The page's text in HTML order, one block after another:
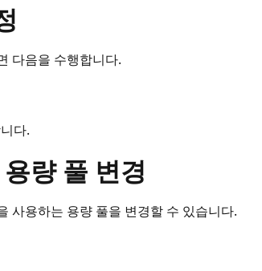
다음을 수행합니다.
다.
량 풀 변경
사용하는 용량 풀을 변경할 수 있습니다.